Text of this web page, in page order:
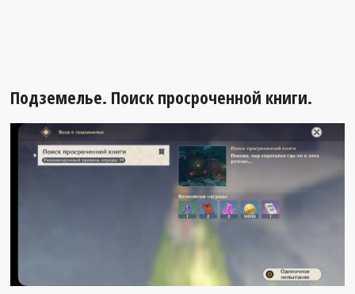
Подземелье. Поиск просроченной книги.